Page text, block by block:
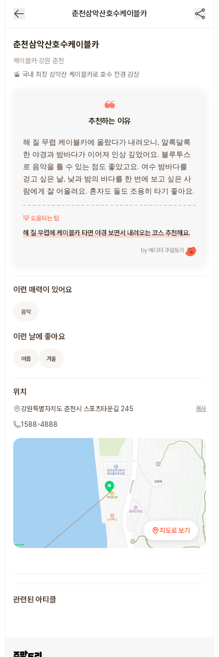
춘천삼악산호수케이블카
춘천삼악산호수케이블카
케이블카·강원 춘천
🚡 국내 최장 삼악산 케이블카로 호수 전경 감상
추천하는 이유
해 질 무렵 케이블카에 올랐다가 내려오니, 알록달록
한 야경과 밤바다가 이어져 인상 깊었어요. 블루투스
로 음악을 틀 수 있는 점도 좋았고요. 여수 밤바다를
걷고 싶은 날, 낮과 밤의 바다를 한 번에 보고 싶은 사
람에게 잘 어울려요. 혼자도 둘도 조용히 타기 좋아요.
💡 도움되는 팁
해 질 무렵에 케이블카 타면 야경 보면서 내려오는 코스 추천해요.
by 에디터 주말토리
이런 매력이 있어요
음악
이런 날에 좋아요
여름 겨울
위치
강원특별자치도 춘천시 스포츠타운길 245 복사
1588-4888
지도로 보기
관련된 아티클